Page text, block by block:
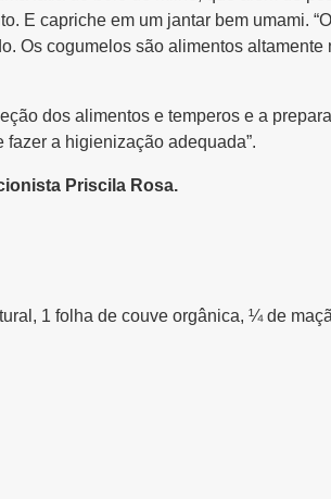
E capriche em um jantar bem umami.
Os cogumelos são alimentos
dos alimentos e temperos e a
fazer a higienização adequada”.
Priscila Rosa.
1 folha de couve orgânica, ¼ de